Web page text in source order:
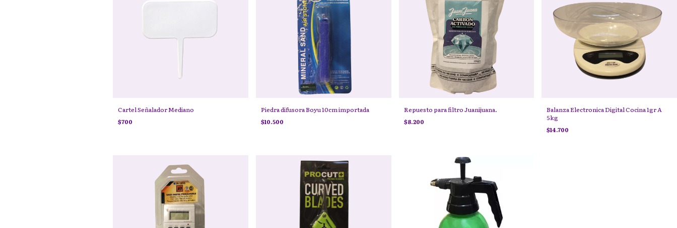
Cartel Señalador Mediano
$700
Piedra difusora Boyu 10cm importada
$10.500
Repuesto para filtro Juanijuana.
$8.200
Balanza Electronica Digital Cocina 1gr A
5kg
$14.700